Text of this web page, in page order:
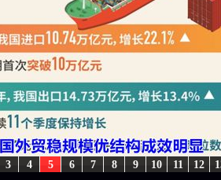
12
11
10
9
8
7
6
5
4
3